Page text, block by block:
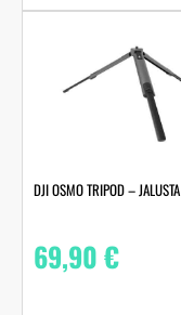
DJI OSMO TRIPOD – JALUSTA
69,90€